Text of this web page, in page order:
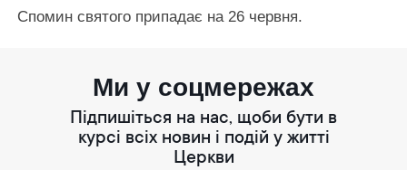
Спомин святого припадає на 26 червня.
Ми у соцмережах
Підпишіться на нас, щоби бути в
курсі всіх новин і подій у житті
Церкви